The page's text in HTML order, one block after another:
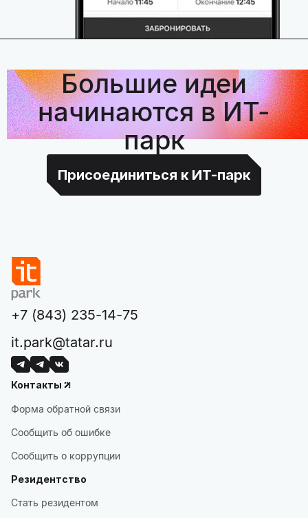
Большие идеи
начинаются в ИТ-
парк
Присоединиться к ИТ-парк
+7 (843) 235-14-75
it.park@tatar.ru
Контакты
Форма обратной связи
Сообщить об ошибке
Сообщить о коррупции
Резидентство
Стать резидентом